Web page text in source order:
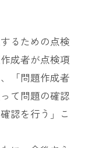
るための点検
成者が点検項
「問題作成者
て問題の確認
認を行う」こ